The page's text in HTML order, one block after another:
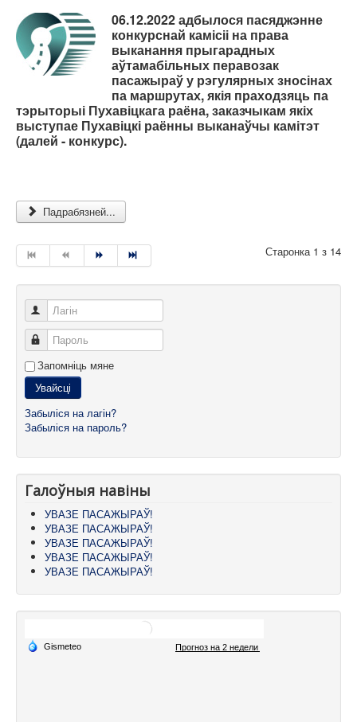
06.12.2022 адбылося пасяджэнне
конкурснай камісіі на права
выканання прыгарадных
аўтамабільных перавозак
пасажыраў у рэгулярных зносінах
па маршрутах, якія праходзяць па
тэрыторыі Пухавіцкага раёна, заказчыкам якіх
выступае Пухавіцкі раённы выканаўчы камітэт
(далей - конкурс).
Падрабязней...
Старонка 1 з 14
Лагін
Пароль
Запомніць мяне
Увайсці
Забыліся на лагін?
Забыліся на пароль?
Галоўныя навіны
УВАЗЕ ПАСАЖЫРАЎ!
УВАЗЕ ПАСАЖЫРАЎ!
УВАЗЕ ПАСАЖЫРАЎ!
УВАЗЕ ПАСАЖЫРАЎ!
УВАЗЕ ПАСАЖЫРАЎ!